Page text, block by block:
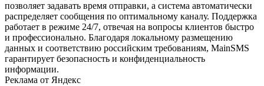
позволяет задавать время отправки, а система автоматически
распределяет сообщения по оптимальному каналу. Поддержка
работает в режиме 24/7, отвечая на вопросы клиентов быстро
и профессионально. Благодаря локальному размещению
данных и соответствию российским требованиям, MainSMS
гарантирует безопасность и конфиденциальность
информации.
Реклама от Яндекс